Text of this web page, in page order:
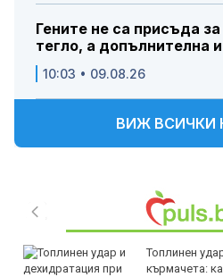
Гените не са присъда
тегло, а допълнителна
10:03 • 09.08.26
ВИЖ ВСИЧКИ
Топлинен
кърмачета: